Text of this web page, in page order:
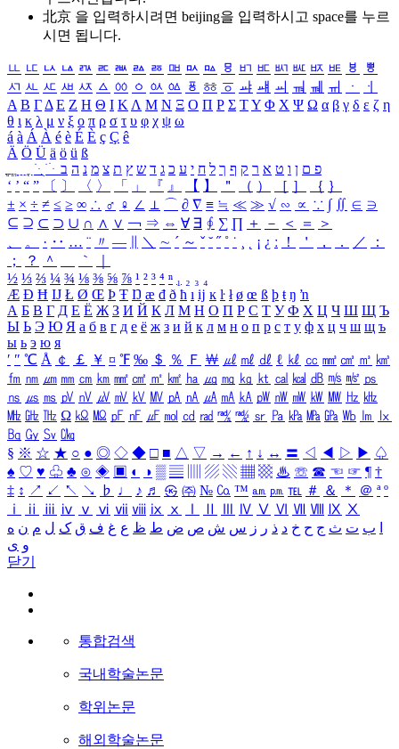
北京 을 입력하시려면 beijing을 입력하시고 space를 누르
시면 됩니다.
ㅥ ㅦ ㅧ ㅨ ㅩ ㅪ ㅫ ㅬ ㅭ ㅮ ㅯ ㅰ ㅱ ㅲ ㅳ ㅴ ㅵ ㅶ ㅷ ㅸ
ㅹ
ㅺ ㅻ ㅼ ㅽ ㅾ ㅿ ㆀ ㆁ ㆂ ㆃ ㆄ ㆅ ㆆ ㆇ ㆈ ㆉ ㆊ ㆋ ㆌ ㆍ
ㆎ
Α Β ΓΔ Ε Ζ Η Θ Ι ΚΛ Μ Ν Ξ Ο Π Ρ Σ ΤΥ Φ Χ Ψ Ω α β γ δ ε ζ η
θ ι κ λ μ ν ξ ο π ρ σ τ υ φ χ ψ ω
á à Á À é è É È ç Ç ê
Ä Ö Ü ä ö ü ß
ִֶֹ ֻּ ׁׂ פ ם ן ו ט א ר ק ף ך ל ח י ע כ ג ד ש ץ ת צ מ נ ה ב
‘ ’ “ ” 〔 〕 〈 〉 「 」 『 』 【 】 ＂ （ ） ［ ］ ｛ ｝
± × ÷ ≠ ≤ ≥ ∞ ∴ ♂ ♀ ∠ ⊥ ⌒ ∂ ∇ ≡ ≒ ≪ ≫ √ ∽ ∝ ∵ ∫ ∬ ∈ ∋
⊆ ⊇ ⊂ ⊃ ∪ ∩ ∧ ∨ ￢ ⇒ ⇔ ∀ ∃ ∮ ∑ ∏ ＋ － ＜ ＝
＞
、
。 · ‥ … ¨ 〃 ― ＼ ∼ ´ ～ ˇ ˘ ˝ ˚ ˙ ¸ ¡ ¿ ː ！ ＇ ， ． ／
：
；
？ ＾ ｀
½ ⅓ ⅔ ¼ ¾ ⅛ ⅜ ⅝ ⅞ ¹ ² ³ ⁴ ⁿ ₁ ₂ ₃ ₄
Æ Ð Ħ Ĳ Ł Ø Œ Þ Ŧ Ŋ æ đ ð ħ ı ĳ ĸ ŀ ł ø œ ß þ ŧ ŋ ŉ
А Б В Г Д Е Ё Ж З И Й К Л М Н О П Р С Т У Ф Х Ц Ч Ш Щ Ъ
Ы Ь Э Ю Я а б в г д е ё ж з и й к л м н о п р с т у ф х ц ч ш щ ъ
ы ь э ю я
′ ″ ℃ Å ￠ ￡ ￥ ¤ ℉ ‰ ＄ ％ Ｆ ￦ ㎕ ㎖ ㎗ ℓ ㎘ ㏄ ㎣ ㎤ ㎥ ㎦
㎙ ㎚ ㎛ ㎜ ㎝ ㎞ ㎟ ㎠ ㎡ ㎢ ㏊ ㎍ ㎎ ㎏ ㏏ ㎈ ㎉ ㏈ ㎧ ㎨ ㎰
㎱ ㎲ ㎳ ㎴ ㎵ ㎶ ㎷ ㎸ ㎹ ㎀ ㎁ ㎂ ㎃ ㎄ ㎺ ㎻ ㎽ ㎾ ㎿ ㎐ ㎑
㎒ ㎓ ㎔ Ω ㏀ ㏁ ㎊ ㎋ ㎌ ㏖ ㏅ ㎭ ㎮ ㎯ ㏛ ㎩ ㎪ ㎫ ㎬ ㏝ ㏐
㏓
㏃ ㏉ ㏜ ㏆
§ ※ ☆ ★ ○ ● ◎ ◇ ◆ □ ■ △ ▽ → ← ↑ ↓ ↔ 〓 ◁ ◀ ▷ ▶ ♤
♠ ♡ ♥ ♧ ♣ ⊙ ◈ ▣ ◐ ◑ ▒ ▤ ▨ ▧ ▦ ▩ ♨ ☏ ☎ ☜ ☞ ¶ †
‡ ↕ ↗ ↙ ↖ ↘ ♭ ♩ ♪ ♬ ㉿ ㈜ № ㏇ ™ ㏂ ㏘ ℡ ＃ ＆ ＊ ＠ ª º
ⅰ
ⅱ ⅲ ⅳ ⅴ ⅵ ⅶ ⅷ ⅸ ⅹ Ⅳ Ⅴ Ⅵ Ⅶ Ⅷ Ⅸ Ⅹ
ب ت ث ج ح خ د ذ ر ز س ش ص ض ط ظ ع غ ف ق ک ل م ن ه
و ی
닫기
통합검색
국내학술논문
학위논문
해외학술논문